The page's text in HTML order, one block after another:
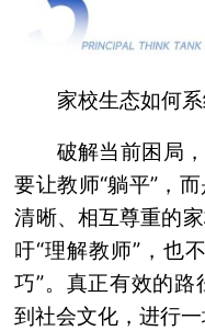
家校生态如何
破解当前困局
要让教师“躺平”，
清晰、相互尊重的
吁“理解教师”，也
巧”。真正有效的
到社会文化，进行一